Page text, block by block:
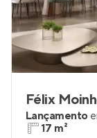
Félix
Lançamento
17 m²